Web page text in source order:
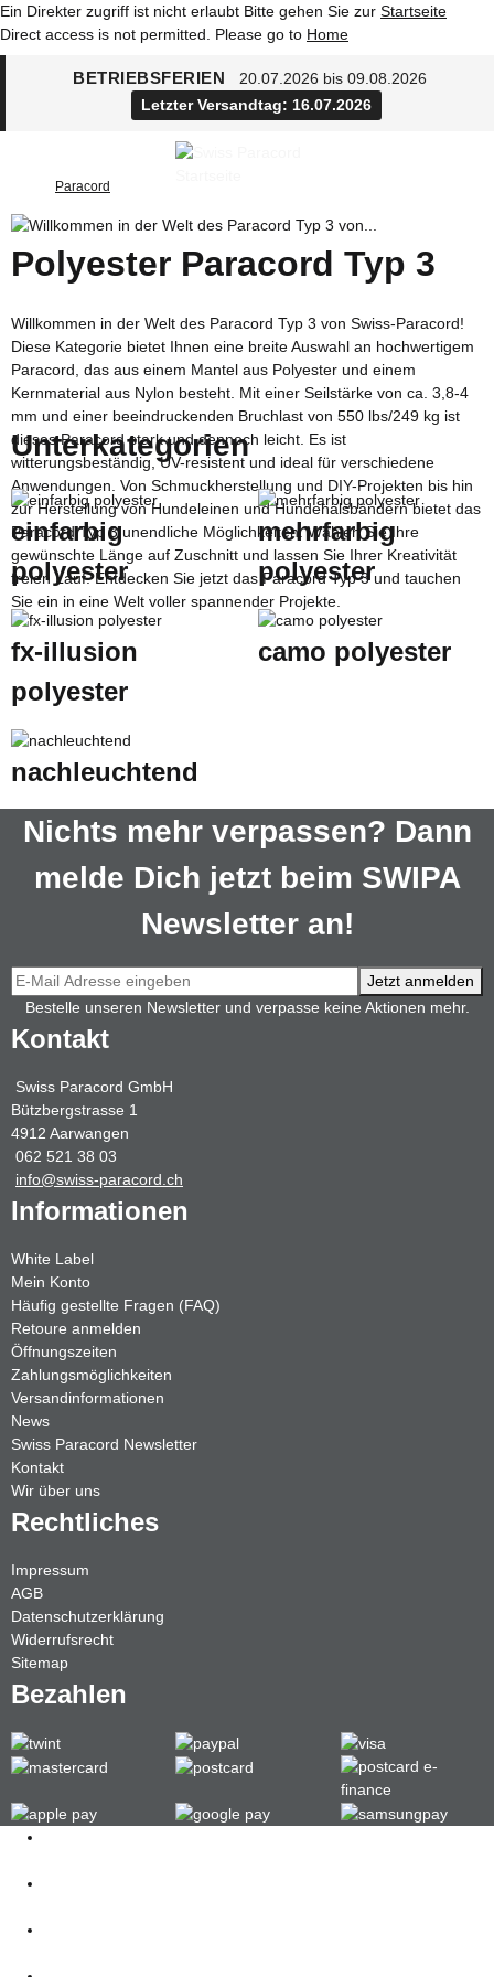
Ein Direkter zugriff ist nicht erlaubt Bitte gehen Sie zur Startseite
Direct access is not permitted. Please go to Home
BETRIEBSFERIEN
20.07.2026 bis 09.08.2026
Letzter Versandtag: 16.07.2026
Paracord
Polyester Paracord Typ 3
Willkommen in der Welt des Paracord Typ 3 von Swiss-Paracord!
Diese Kategorie bietet Ihnen eine breite Auswahl an hochwertigem
Paracord, das aus einem Mantel aus Polyester und einem
Kernmaterial aus Nylon besteht. Mit einer Seilstärke von ca. 3,8-4
mm und einer beeindruckenden Bruchlast von 550 lbs/249 kg ist
dieses Paracord stark und dennoch leicht. Es ist
witterungsbeständig, UV-resistent und ideal für verschiedene
Anwendungen. Von Schmuckherstellung und DIY-Projekten bis hin
zur Herstellung von Hundeleinen und Hundehalsbändern bietet das
Paracord Typ 3 unendliche Möglichkeiten. Wählen Sie Ihre
gewünschte Länge auf Zuschnitt und lassen Sie Ihrer Kreativität
freien Lauf. Entdecken Sie jetzt das Paracord Typ 3 und tauchen
Sie ein in eine Welt voller spannender Projekte.
Unterkategorien
einfarbig
polyester
mehrfarbig
polyester
fx-illusion
polyester
camo polyester
nachleuchtend
Nichts mehr verpassen? Dann
melde Dich jetzt beim SWIPA
Newsletter an!
Jetzt anmelden
Bestelle unseren Newsletter und verpasse keine Aktionen mehr.
Kontakt
Swiss Paracord GmbH
Bützbergstrasse 1
4912 Aarwangen
062 521 38 03
info@swiss-paracord.ch
Informationen
White Label
Mein Konto
Häufig gestellte Fragen (FAQ)
Retoure anmelden
Öffnungszeiten
Zahlungsmöglichkeiten
Versandinformationen
News
Swiss Paracord Newsletter
Kontakt
Wir über uns
Rechtliches
Impressum
AGB
Datenschutzerklärung
Widerrufsrecht
Sitemap
Bezahlen